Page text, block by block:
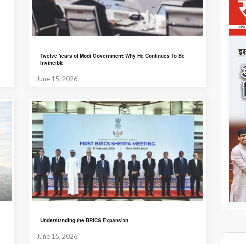
Twelve Years of Modi Government: Why He Continues To Be
Invincible
June 15, 2026
Understanding the BRICS Expansion
June 15, 2026